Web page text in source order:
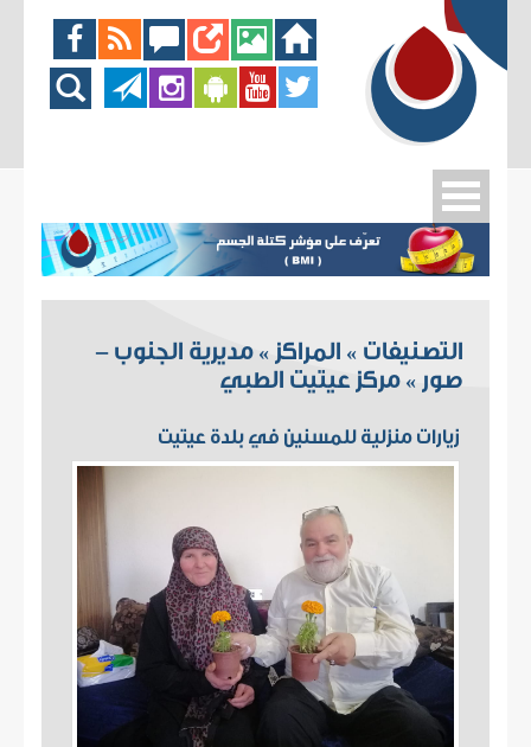
التصنيفات » المراكز » مديرية الجنوب -
صور » مركز عيتيت الطبي
زيارات منزلية للمسنين في بلدة عيتيت